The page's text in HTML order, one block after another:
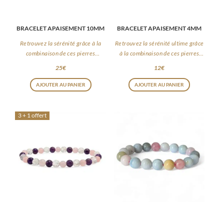
BRACELET APAISEMENT 10MM
Retrouvez la sérénité grâce à la
combinaison de ces pierres
25€
AJOUTER AU PANIER
BRACELET APAISEMENT 4MM
Retrouvez la sérénité ultime grâce
à la combinaison de ces pierres
12€
AJOUTER AU PANIER
3 + 1 offert